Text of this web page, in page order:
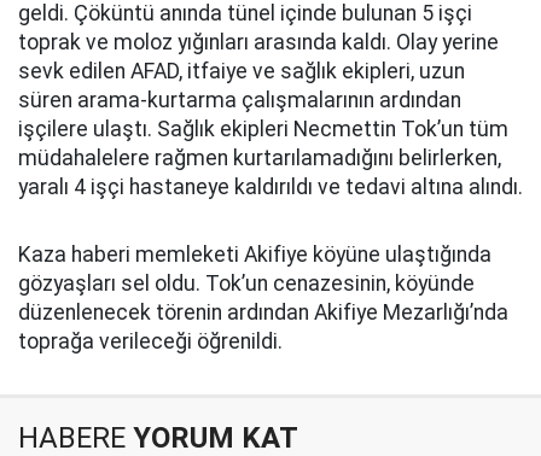
geldi. Çöküntü anında tünel içinde bulunan 5 işçi
toprak ve moloz yığınları arasında kaldı. Olay yerine
sevk edilen AFAD, itfaiye ve sağlık ekipleri, uzun
süren arama-kurtarma çalışmalarının ardından
işçilere ulaştı. Sağlık ekipleri Necmettin Tok’un tüm
müdahalelere rağmen kurtarılamadığını belirlerken,
yaralı 4 işçi hastaneye kaldırıldı ve tedavi altına alındı.
Kaza haberi memleketi Akifiye köyüne ulaştığında
gözyaşları sel oldu. Tok’un cenazesinin, köyünde
düzenlenecek törenin ardından Akifiye Mezarlığı’nda
toprağa verileceği öğrenildi.
HABERE YORUM KAT